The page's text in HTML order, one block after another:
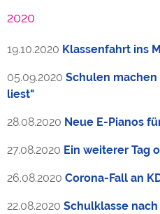
2020
19.10.2020 Klassenfahrt ins
05.09.2020 Schulen
liest"
28.08.2020 Neue E-Pianos
27.08.2020 Ein weiterer Tag
26.08.2020 Corona-Fall an
22.08.2020 Schulklasse